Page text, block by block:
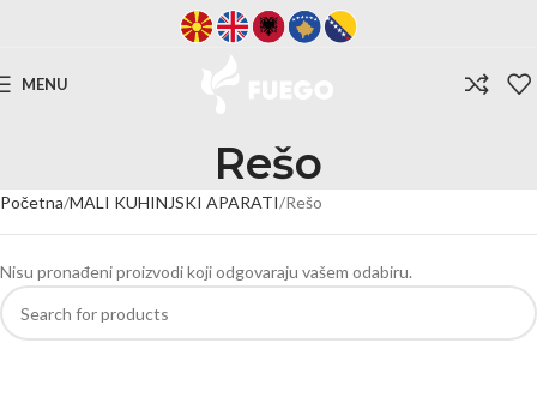
MENU
Rešo
Početna MALI KUHINJSKI APARATI Rešo
Nisu pronađeni proizvodi koji odgovaraju vašem odabiru.